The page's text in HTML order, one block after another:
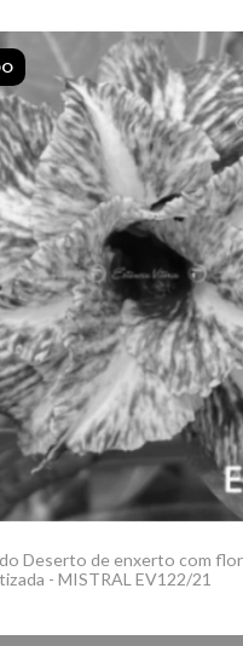
Deserto de enxerto com
- MISTRAL EV122/21